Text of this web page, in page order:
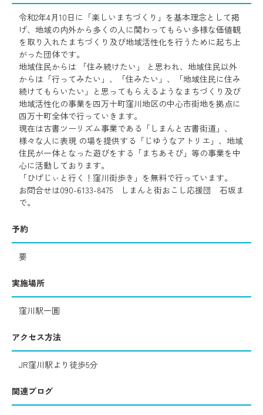
令和2年4月10日に「楽しいまちづくり」を基本理念として掲
げ、地域の内外から多くの人に関わってもらい多様な価値観
を取り入れたまちづくり及び地域活性化を行うために起ち上
がった団体です。
地域住民からは 「住み続けたい」 と思われ、地域住民以外
からは「行ってみたい」、「住みたい」、「地域住民に住み
続けてもらいたい」と思ってもらえるようなまちづくり及び
地域活性化の事業を四万十町窪川地区の中心市街地を拠点に
四万十町全体で行っていきます。
現在は古書ツーリズム事業である「しまんと古書街道」、
様々な人に表現 の場を提供する「じゆうなアトリエ」、地域
住民が一体となった遊びをする「まちあそび」等の事業を中
心に活動しております。
「ひげじぃと行く！窪川街歩き」を無料で行っています。
お問合せは090-6133-8475 しまんと街おこし応援団 石坂ま
で。
予約
要
実施場所
窪川駅一圓
アクセス方法
JR窪川駅より徒歩5分
関連ブログ